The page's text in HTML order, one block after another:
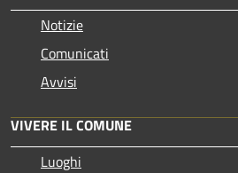
Notizie
Comunicati
Avvisi
VIVERE IL COMUNE
Luoghi